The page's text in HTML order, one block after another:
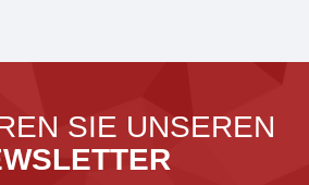
SIE UNSEREN